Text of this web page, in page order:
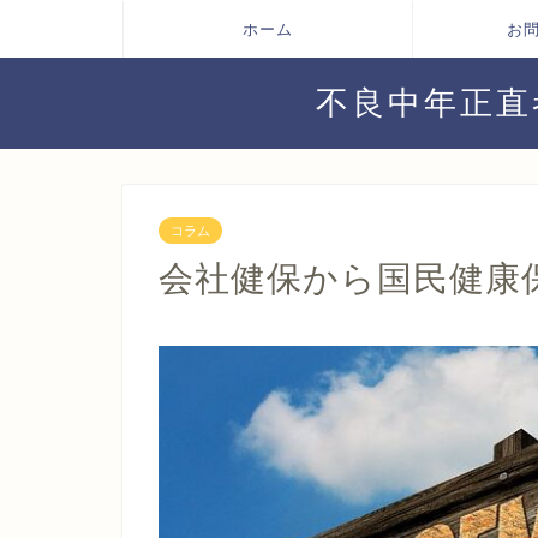
ホーム お
不良中年正
コラム
会社健保から国民健